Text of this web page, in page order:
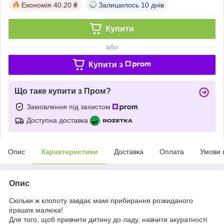
Економія 40.20 ₴ Залишилось 10 днів
Купити
або
Купити з
Що таке купити з Пром?
Замовлення під захистом
Доступна доставка
Опис Характеристики Доставка Оплата Умови
Опис
Скільки ж клопоту завдає мамі прибирання розкиданого
іграшок малюка!
Для того, щоб привчити дитину до ладу, навчити акуратності